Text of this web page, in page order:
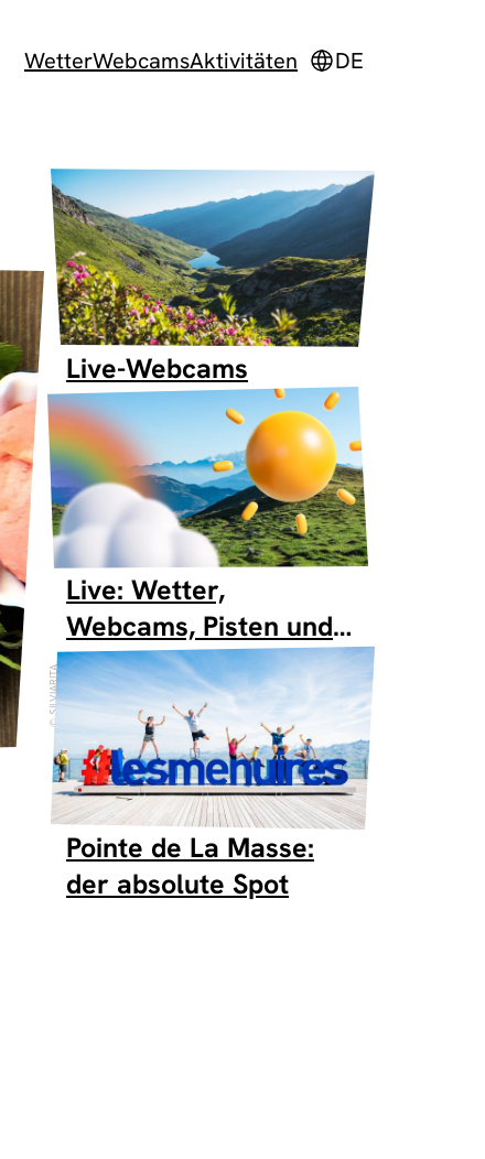
WetterWebcamsAktivitäten DE
SILVIARITA
Live-Webcams
Live: Wetter,
Webcams, Pisten und
Skilifte
Pointe de La Masse:
der absolute Spot